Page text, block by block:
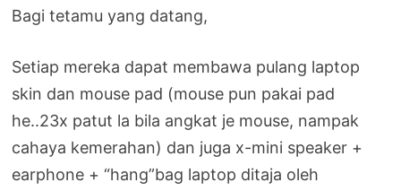
Bagi tetamu yang datang,
Setiap mereka dapat membawa pulang laptop
skin dan mouse pad (mouse pun pakai pad
he..23x patut la bila angkat je mouse, nampak
cahaya kemerahan) dan juga x-mini speaker +
earphone + “hang”bag laptop ditaja oleh